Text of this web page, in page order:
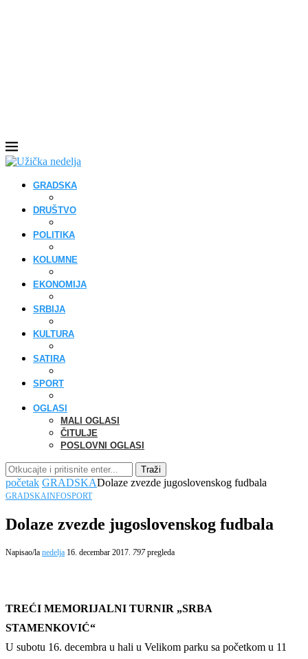
GRADSKA
DRUŠTVO
POLITIKA
KOLUMNE
EKONOMIJA
SRBIJA
KULTURA
SATIRA
SPORT
OGLASI
MALI OGLASI
ČITULJE
POSLOVNI OGLASI
Traži
početak GRADSKADolaze zvezde jugoslovenskog fudbala
GRADSKAINFOSPORT
Dolaze zvezde jugoslovenskog fudbala
Napisao/la nedelja 16. decembar 2017. 797pregleda
TREĆI MEMORIJALNI TURNIR „SRBA
STAMENKOVIĆ“
U subotu 16. decembra u hali u Velikom parku sa početkom u 11